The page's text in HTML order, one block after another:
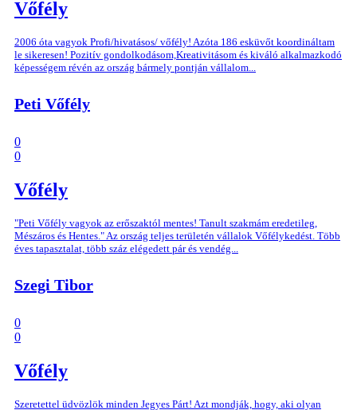
Vőfély
2006 óta vagyok Profi/hivatásos/ vőfély! Azóta 186 esküvőt koordináltam
le sikeresen! Pozitív gondolkodásom,Kreativitásom és kiváló alkalmazkodó
képességem révén az ország bármely pontján vállalom...
Peti Vőfély
0
0
Vőfély
"Peti Vőfély vagyok az erőszaktól mentes! Tanult szakmám eredetileg,
Mészáros és Hentes." Az ország teljes területén vállalok Vőfélykedést. Több
éves tapasztalat, több száz elégedett pár és vendég...
Szegi Tibor
0
0
Vőfély
Szeretettel üdvözlök minden Jegyes Párt! Azt mondják, hogy, aki olyan